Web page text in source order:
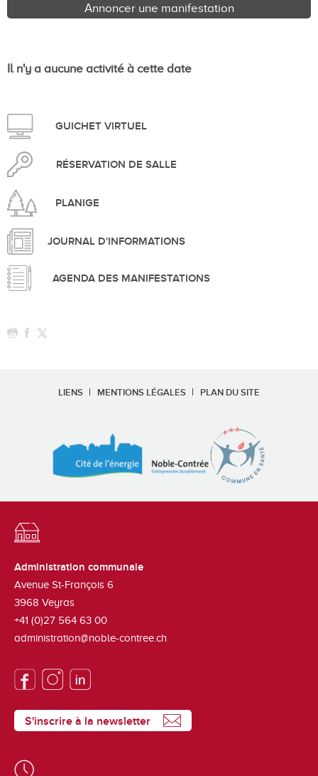
Annoncer une manifestation
Il n'y a aucune activité à cette date
GUICHET VIRTUEL
RÉSERVATION DE SALLE
PLANIGE
JOURNAL D'INFORMATIONS
AGENDA DES MANIFESTATIONS
LIENS MENTIONS LÉGALES PLAN DU SITE
Administration communale
Avenue St-François 6
3968 Veyras
+41 (0)27 564 63 00
administration@noble-contree.ch
S'inscrire à la newsletter